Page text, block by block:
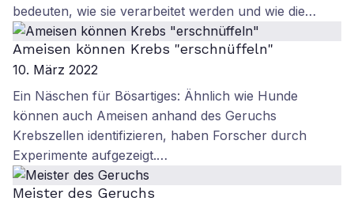
bedeuten, wie sie verarbeitet werden und wie die…
Ameisen können Krebs "erschnüffeln"
10. März 2022
Ein Näschen für Bösartiges: Ähnlich wie Hunde
können auch Ameisen anhand des Geruchs
Krebszellen identifizieren, haben Forscher durch
Experimente aufgezeigt.…
Meister des Geruchs